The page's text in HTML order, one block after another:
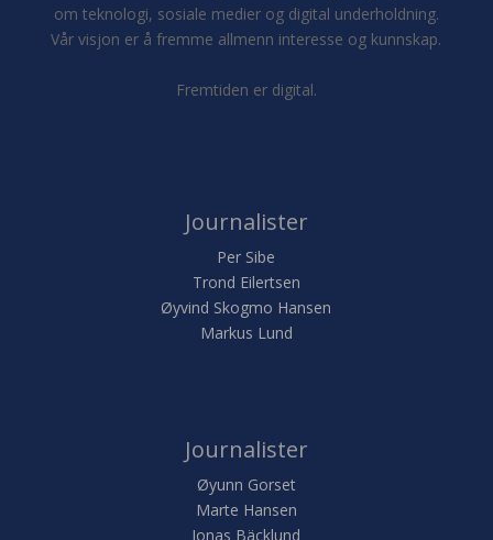
om teknologi, sosiale medier og digital underholdning.
Vår visjon er å fremme allmenn interesse og kunnskap.
Fremtiden er digital.
Journalister
Per Sibe
Trond Eilertsen
Øyvind Skogmo Hansen
Markus Lund
Journalister
Øyunn Gorset
Marte Hansen
Jonas Bäcklund